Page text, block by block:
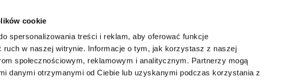
cookie
spersonalizowania treści i reklam, aby oferować funkcje
ruch w naszej witrynie. Informacje o tym, jak korzystasz z naszej
społecznościowym, reklamowym i analitycznym. Partnerzy mogą
danymi otrzymanymi od Ciebie lub uzyskanymi podczas korzystania z
Kwota:
Cieszyn